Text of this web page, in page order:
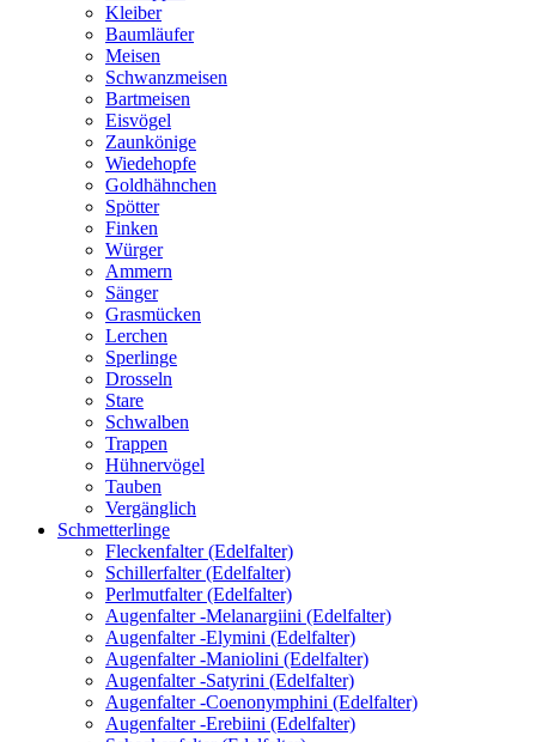
Kleiber
Baumläufer
Meisen
Schwanzmeisen
Bartmeisen
Eisvögel
Zaunkönige
Wiedehopfe
Goldhähnchen
Spötter
Finken
Würger
Ammern
Sänger
Grasmücken
Lerchen
Sperlinge
Drosseln
Stare
Schwalben
Trappen
Hühnervögel
Tauben
Vergänglich
Schmetterlinge
Fleckenfalter (Edelfalter)
Schillerfalter (Edelfalter)
Perlmutfalter (Edelfalter)
Augenfalter -Melanargiini (Edelfalter)
Augenfalter -Elymini (Edelfalter)
Augenfalter -Maniolini (Edelfalter)
Augenfalter -Satyrini (Edelfalter)
Augenfalter -Coenonymphini (Edelfalter)
Augenfalter -Erebiini (Edelfalter)